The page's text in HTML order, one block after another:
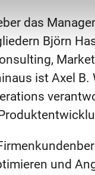
das
Björn
ist Axel B.
und